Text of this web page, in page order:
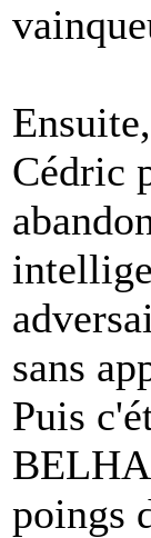
Cédric
sans
Puis
poings